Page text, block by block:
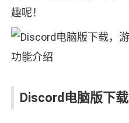
趣呢！
Discord电脑版下载